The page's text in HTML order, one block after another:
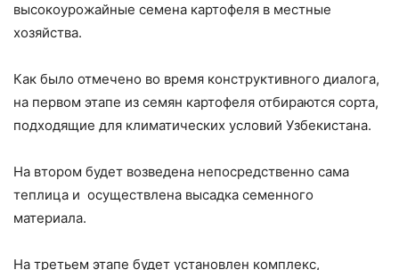
высокоурожайные семена картофеля в местные
хозяйства.
Как было отмечено во время конструктивного диалога,
на первом этапе из семян картофеля отбираются сорта,
подходящие для климатических условий Узбекистана.
На втором будет возведена непосредственно сама
теплица и осуществлена высадка семенного
материала.
На третьем этапе будет установлен комплекс,